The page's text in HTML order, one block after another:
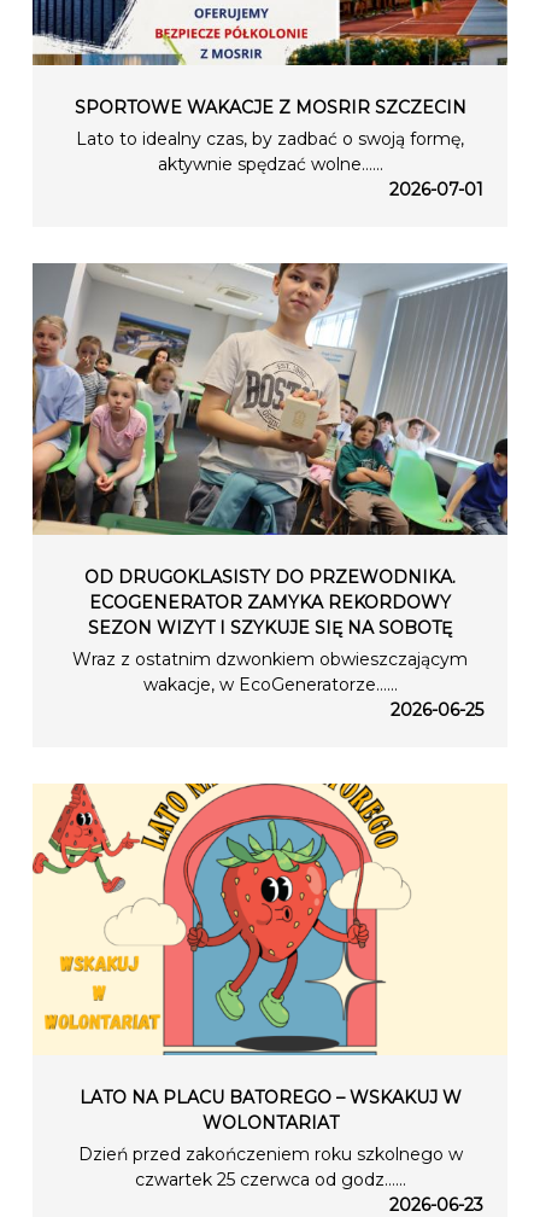
SPORTOWE WAKACJE Z MOSRIR SZCZECIN
Lato to idealny czas, by zadbać o swoją formę,
aktywnie spędzać wolne…...
2026-07-01
OD DRUGOKLASISTY DO PRZEWODNIKA.
ECOGENERATOR ZAMYKA REKORDOWY
SEZON WIZYT I SZYKUJE SIĘ NA SOBOTĘ
Wraz z ostatnim dzwonkiem obwieszczającym
wakacje, w EcoGeneratorze…...
2026-06-25
LATO NA PLACU BATOREGO – WSKAKUJ W
WOLONTARIAT
Dzień przed zakończeniem roku szkolnego w
czwartek 25 czerwca od godz…...
2026-06-23